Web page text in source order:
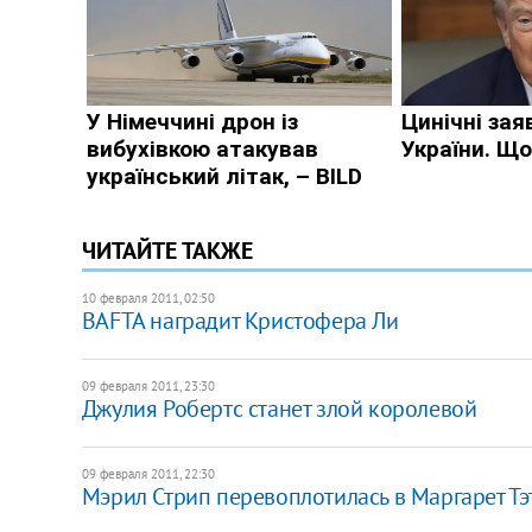
ЧИТАЙТЕ ТАКЖЕ
10 февраля 2011, 02:50
BAFTA наградит Кристофера Ли
09 февраля 2011, 23:30
Джулия Робертс станет злой королевой
09 февраля 2011, 22:30
Мэрил Стрип перевоплотилась в Маргарет